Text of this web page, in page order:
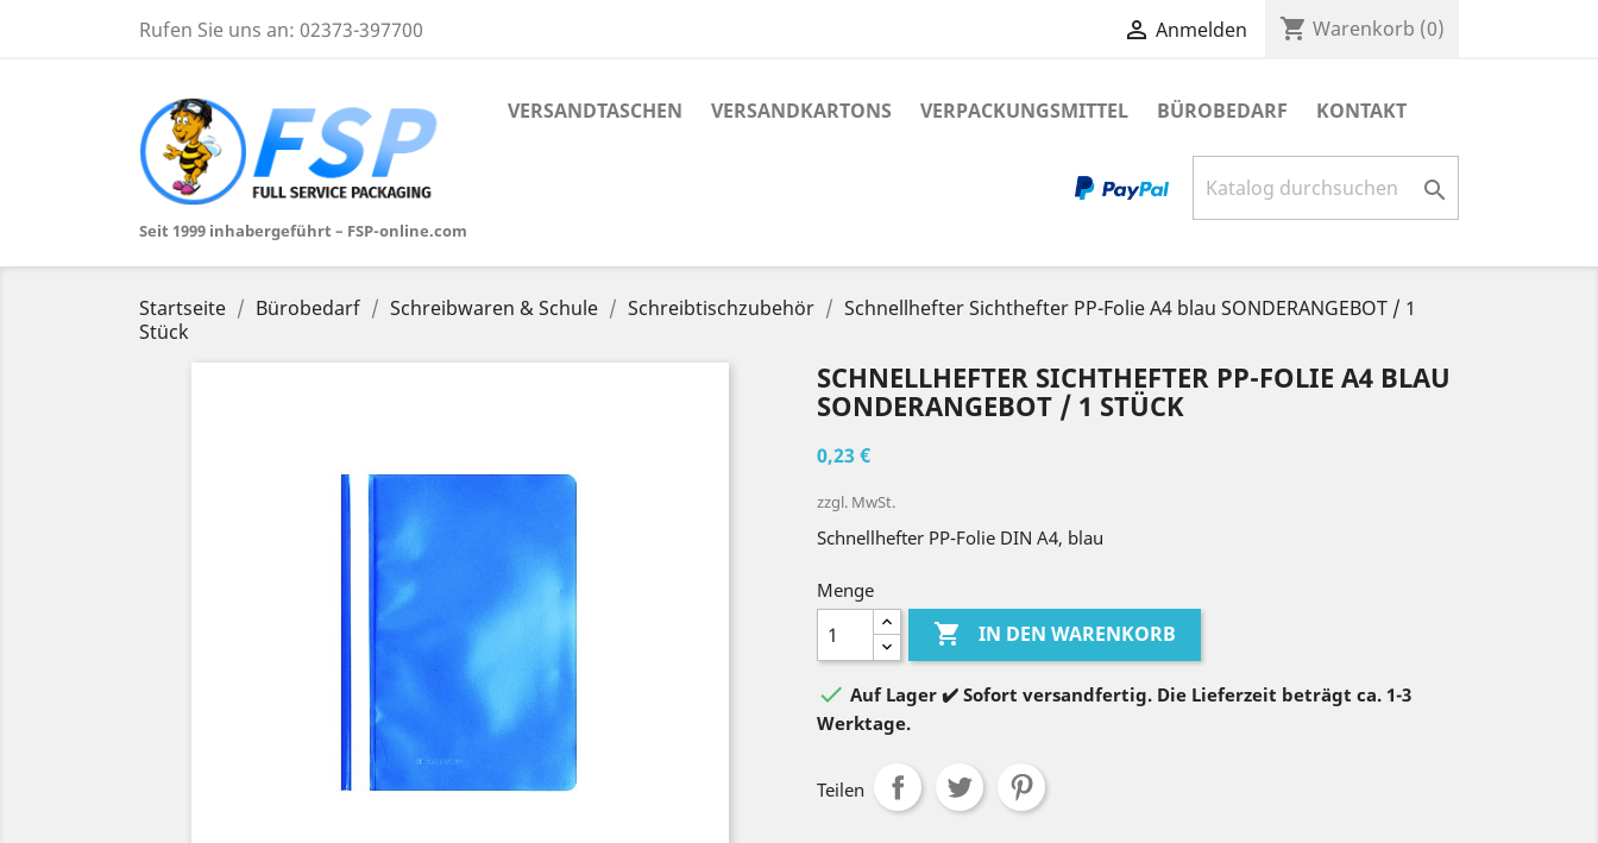
Rufen Sie uns an: 02373-397700  Anmelden shopping_cart Warenkorb (0)
Seit 1999 inhabergeführt – FSP-online.com
VERSANDTASCHEN VERSANDKARTONS VERPACKUNGSMITTEL BÜROBEDARF KONTAKT

Startseite Bürobedarf Schreibwaren & Schule Schreibtischzubehör
Schnellhefter Sichthefter PP-Folie A4 blau SONDERANGEBOT / 1
Stück
SCHNELLHEFTER SICHTHEFTER PP-FOLIE A4 BLAU
SONDERANGEBOT / 1 STÜCK
0,23 €
zzgl. MwSt.
Schnellhefter PP-Folie DIN A4, blau
Menge
 IN DEN WARENKORB
 Auf Lager ✔️ Sofort versandfertig. Die Lieferzeit beträgt ca. 1-3
Werktage.
Teilen